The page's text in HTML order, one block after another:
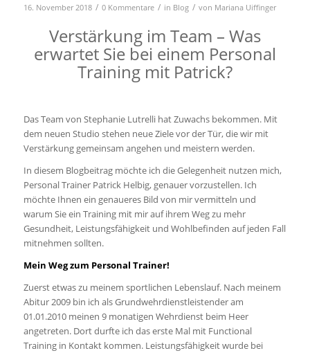
16. November 2018 / 0 Kommentare / in Blog / von Mariana Uiffinger
Verstärkung im Team – Was
erwartet Sie bei einem Personal
Training mit Patrick?
Das Team von Stephanie Lutrelli hat Zuwachs bekommen. Mit
dem neuen Studio stehen neue Ziele vor der Tür, die wir mit
Verstärkung gemeinsam angehen und meistern werden.
In diesem Blogbeitrag möchte ich die Gelegenheit nutzen mich,
Personal Trainer Patrick Helbig, genauer vorzustellen. Ich
möchte Ihnen ein genaueres Bild von mir vermitteln und
warum Sie ein Training mit mir auf ihrem Weg zu mehr
Gesundheit, Leistungsfähigkeit und Wohlbefinden auf jeden Fall
mitnehmen sollten.
Mein Weg zum Personal Trainer!
Zuerst etwas zu meinem sportlichen Lebenslauf. Nach meinem
Abitur 2009 bin ich als Grundwehrdienstleistender am
01.01.2010 meinen 9 monatigen Wehrdienst beim Heer
angetreten. Dort durfte ich das erste Mal mit Functional
Training in Kontakt kommen. Leistungsfähigkeit wurde bei